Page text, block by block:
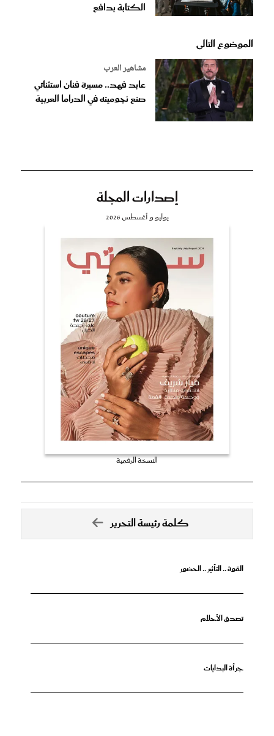
الكتابة يدافع
الموضوع التالى
مشاهير العرب
عابد فهد.. مسيرة فنان استثنائي
صنع نجوميته في الدراما العربية
إصدارات المجلة
يوليو و أغسطس 2026
النسخة الرقمية
كلمة رئيسة التحرير
القوة .. التأثير .. الحضور
تصدق الأحلام
جرأة البدايات